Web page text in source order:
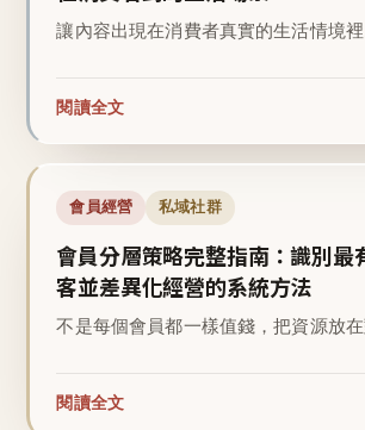
讓內容出現在消費者真實的生活情境裡
閱讀全文
會員經營 私域社群
會員分層策略完整指南：識別最
客並差異化經營的系統方法
不是每個會員都一樣值錢，把資源放在
閱讀全文